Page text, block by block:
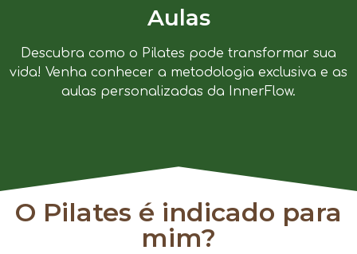
Aulas
Descubra como o Pilates pode transformar sua
vida! Venha conhecer a metodologia exclusiva e as
aulas personalizadas da InnerFlow.
O Pilates é indicado para
mim?